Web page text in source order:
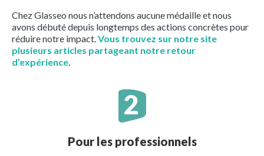
Chez Glasseo nous n’attendons aucune médaille et nous
avons débuté depuis longtemps des actions concrètes pour
réduire notre impact. Vous trouvez sur notre site
plusieurs articles partageant notre retour
d’expérience
Pour les professionnels